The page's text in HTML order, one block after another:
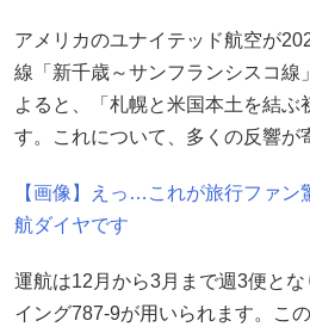
アメリカのユナイテッド航空が
線「新千歳～サンフランシスコ線
よると、「札幌と米国本土を結ぶ
す。これについて、多くの反響が
【画像】えっ…これが旅行ファン
航ダイヤです
運航は12月から3月まで週3便と
イング787-9が用いられます。こ